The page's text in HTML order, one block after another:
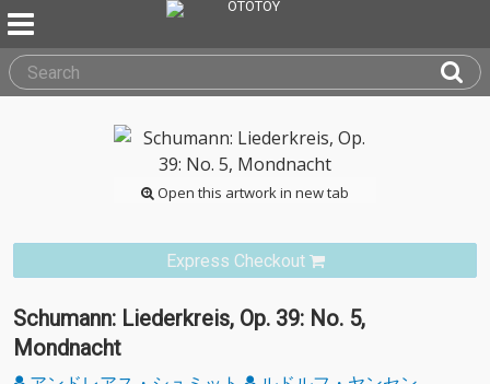
Open this artwork in new tab
Express Checkout
Schumann: Liederkreis, Op. 39: No. 5,
Mondnacht